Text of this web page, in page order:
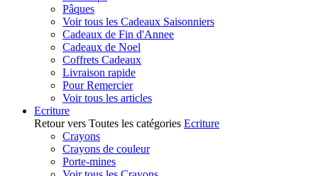
Pâques
Voir tous les Cadeaux Saisonniers
Cadeaux de Fin d'Annee
Cadeaux de Noel
Coffrets Cadeaux
Livraison rapide
Pour Remercier
Voir tous les articles
Ecriture
Retour vers Toutes les catégories Ecriture
Crayons
Crayons de couleur
Porte-mines